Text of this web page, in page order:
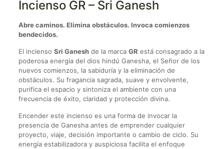
Incienso GR – Sri Ganesh
Abre caminos. Elimina obstáculos. Invoca comienzos
bendecidos.
El incienso Sri Ganeshde la marca GR está consagrado a la
poderosa energía del dios hindú Ganesha, el Señor de los
nuevos comienzos, la sabiduría y la eliminación de
obstáculos. Su fragancia sagrada, suave y envolvente,
purifica el espacio y sintoniza el ambiente con una
frecuencia de éxito, claridad y protección divina.
Encender este incienso es una forma de invocar la
presencia de Ganesha antes de emprender cualquier
proyecto, viaje, decisión importante o cambio de ciclo. Su
energía estabilizadora y auspiciosa facilita el enfoque